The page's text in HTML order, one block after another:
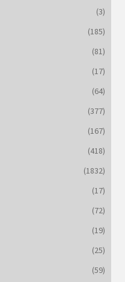
(3)
(185)
(81)
(17)
(64)
(377)
(167)
(418)
(1832)
(17)
(72)
(19)
(25)
(59)